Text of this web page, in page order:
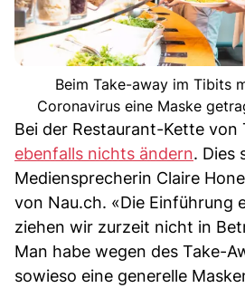
Beim Take-away im Tibits
Coronavirus eine Maske
Bei der Restaurant-Kette von
ebenfalls nichts ändern. Dies
Mediensprecherin Claire
von Nau.ch. «Die Einführung
ziehen wir zurzeit nicht in
Man habe wegen des Take-
sowieso eine generelle